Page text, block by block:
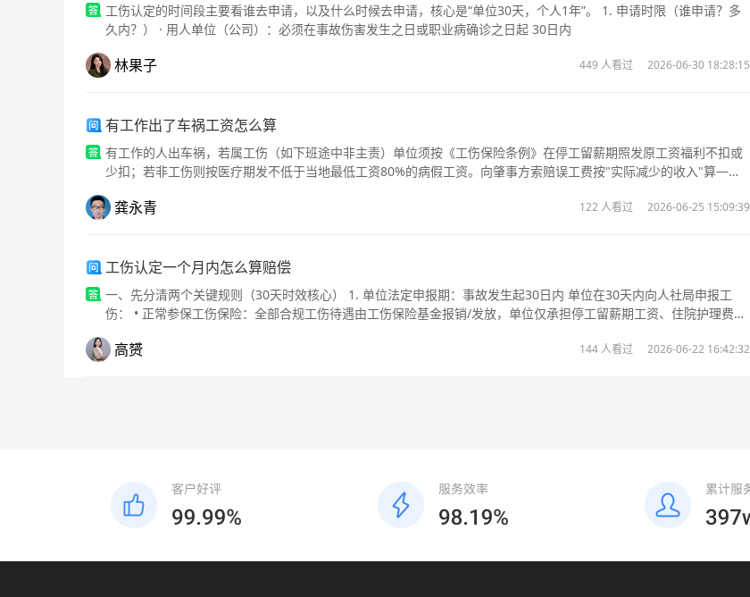
工伤认定的时间段主要看谁去申请，以及什么时候去申请，核心是“单位30天，个人1年”。 1. 申请时限（谁申请？多
久内？） · 用人单位（公司）：必须在事故伤害发生之日或职业病确诊之日起 30日内
林果子 449 人看过 2026-06-30 18:28:15
有工作出了车祸工资怎么算
有工作的人出车祸，若属工伤（如下班途中非主责）单位须按《工伤保险条例》在停工留薪期照发原工资福利不扣或
少扣；若非工伤则按医疗期发不低于当地最低工资80%的病假工资。向肇事方索赔误工费按"实际减少的收入"算——
侵权误工费多数地区可分别主张。
龚永青 122 人看过 2026-06-25 15:09:39
工伤认定一个月内怎么算赔偿
一、先分清两个关键规则（30天时效核心） 1. 单位法定申报期：事故发生起30日内 单位在30天内向人社局申报工
伤： • 正常参保工伤保险：全部合规工伤待遇由工伤保险基金报销/发放，单位仅承担停工留薪期工资、住院护理费、
社保） 《工伤保险条例》第17条：事故
高赟 144 人看过 2026-06-22 16:42:32